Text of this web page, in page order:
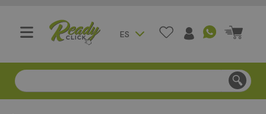
ES
Compra segura - Entregas en Bogotá en menos de 3